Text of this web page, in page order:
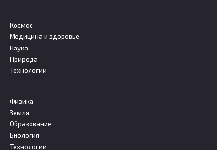
Космос
Медицина и здоровье
Наука
Природа
Технологии
Физика
Земля
Образование
Биология
Технологии